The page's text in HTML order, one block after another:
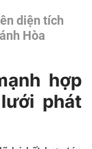
diện tích
Hòa
hợp
phát